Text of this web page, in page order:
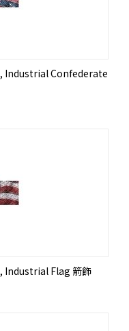
Industrial Confederate
Industrial Flag 箭飾